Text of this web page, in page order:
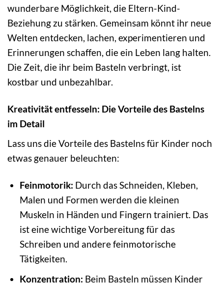
wunderbare Möglichkeit, die Eltern-Kind-
Beziehung zu stärken. Gemeinsam könnt ihr neue
Welten entdecken, lachen, experimentieren und
Erinnerungen schaffen, die ein Leben lang halten.
Die Zeit, die ihr beim Basteln verbringt, ist
kostbar und unbezahlbar.
Kreativität entfesseln: Die Vorteile des Bastelns
im Detail
Lass uns die Vorteile des Bastelns für Kinder noch
etwas genauer beleuchten:
Feinmotorik: Durch das Schneiden, Kleben,
Malen und Formen werden die kleinen
Muskeln in Händen und Fingern trainiert. Das
ist eine wichtige Vorbereitung für das
Schreiben und andere feinmotorische
Tätigkeiten.
Konzentration: Beim Basteln müssen Kinder